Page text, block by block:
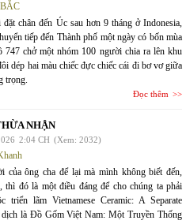
chân đến Úc sau hơn 9 tháng ở Indonesia,
tiếp đến Thành phố một ngày có bốn mùa
747 chở một nhóm 100 người chia ra lên khu
dép hai màu chiếc đực chiếc cái đi bơ vơ giữa
trọng.
Đọc thêm
NHẬN
2:04 CH (Xem: 2032)
của ông cha để lại mà mình không biết đến,
thì đó là một điều đáng để cho chúng ta phải
triển lãm Vietnamese Ceramic: A Separate
là Đồ Gốm Việt Nam: Một Truyền Thống